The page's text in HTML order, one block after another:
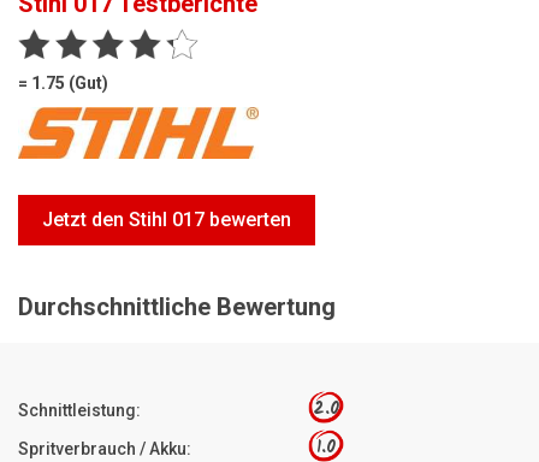
Teleskoplader
Rasentraktoren
Hoflader
Jetzt Bewerten
= 1.75 (Gut)
Jetzt den Stihl 017 bewerten
Durchschnittliche Bewertung
Schnittleistung: 2.0
Spritverbrauch / Akku: 1.0